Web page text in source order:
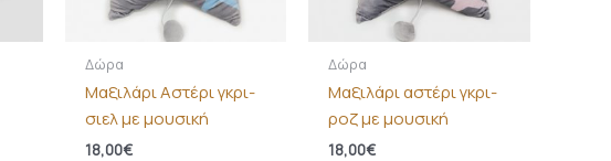
Δώρα
Μαξιλάρι Αστέρι γκρι-
σιελ με μουσική
18,00€
Δώρα
Μαξιλάρι αστέρι γκρι-
ροζ με μουσική
18,00€